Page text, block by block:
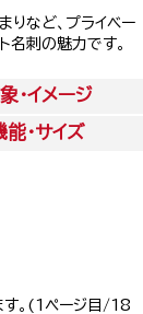
りなど、プライベー
名刺の魅力です。
・イメージ
能・サイズ
す。(1ページ目/18